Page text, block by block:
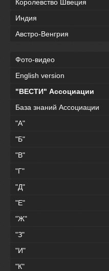
Королевство Швеция
Индия
Австро-Венгрия
Фото-видео
English version
"ВЕСТИ" Ассоциации
База знаний Ассоциации
"А"
"Б"
"В"
"Г"
"Д"
"Е"
"Ж"
"З"
"И"
"К"